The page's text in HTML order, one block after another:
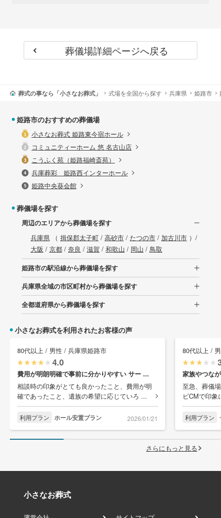
葬儀場詳細ページへ戻る
葬式の事なら「小さなお葬式」 式場を全国から探す 兵庫県 姫路市
姫路市のおすすめの葬儀場
小さなお葬式 姫路東今宿ホール
コミュニティーホーム 悠 名古山店
こうふく苑（姫路福崎斎苑）
兵庫葬彩 姫路西インターホール
姫路中央葵会館
葬儀場を探す
周辺のエリアから葬儀場を探す
兵庫県（ 揖保郡太子町/ 高砂市/ たつの市/ 加古川市）/
大阪 / 京都/ 奈良 / 滋賀 / 和歌山 / 岡山 / 鳥取
姫路市の駅沿線から葬儀場を探す
兵庫県全域の市区町村から葬儀場を探す
全都道府県から葬儀場を探す
小さなお葬式を利用されたお客様の声
80代以上 / 男性 / 兵庫県姫路市
4.0
費用が明朗明確で事前に分かりやすい サー ...
相談時の印象がとても良かったこと、費用が明
確であったこと、遺族の希望に応じていろ ...
利用プラン ホール安置プラン 2026/01/21
80代以上 /
家族やつな
至急、葬儀
ビCMで印
利用プラン
さらにもっと見る
小さなお葬式